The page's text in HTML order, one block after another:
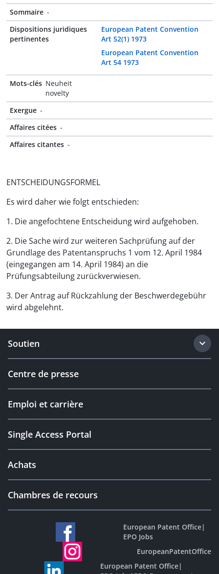
Sommaire -
Dispositions juridiques
pertinentes
European Patent Convention
Art 52(1) 1973
European Patent Convention
Art 54 1973
Mots-clés Neuheit
novelty
Exergue -
Affaires citées -
Affaires citantes -
ENTSCHEIDUNGSFORMEL
Es wird daher wie folgt entschieden:
1. Die angefochtene Entscheidung wird aufgehoben.
2. Die Sache wird zur weiteren Sachprüfung auf der
Grundlage des Patentanspruchs 1 vom 12. April 1984
(eingegangen am 14. April 1984) an die
Prüfungsabteilung zurückverwiesen.
3. Der Antrag auf Rückzahlung der Beschwerdegebühr
wird abgelehnt.
Soutien
Centre de presse
Emploi et carrière
Single Access Portal
Achats
Chambres de recours
European Patent Office|
EPO Jobs
EuropeanPatentOffice
European Patent Office|